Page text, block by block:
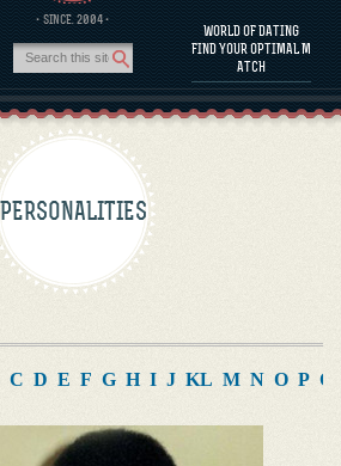
· SINCE. 2004 ·
WORLD OF DATING
FIND YOUR OPTIMAL M
ATCH
FAQS
RELATIONSHIP COMPATIBILITY
AND ANALYTICS
PERSONALITIES
C D E F G H I J KL M N O P Q